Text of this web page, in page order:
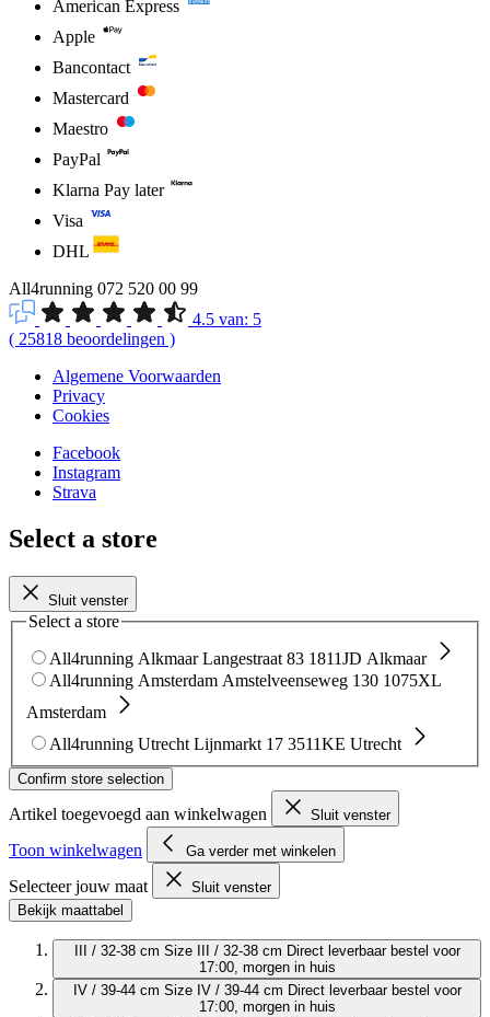
American Express
Apple
Bancontact
Mastercard
Maestro
PayPal
Klarna Pay later
Visa
DHL
All4running 072 520 00 99
4.5 van: 5
( 25818 beoordelingen )
Algemene Voorwaarden
Privacy
Cookies
Facebook
Instagram
Strava
Select a store
Sluit venster
Select a store
All4running Alkmaar Langestraat 83 1811JD Alkmaar
All4running Amsterdam Amstelveenseweg 130 1075XL
Amsterdam
All4running Utrecht Lijnmarkt 17 3511KE Utrecht
Confirm store selection
Artikel toegevoegd aan winkelwagen Sluit venster
Toon winkelwagen Ga verder met winkelen
Selecteer jouw maat
Sluit venster
Bekijk maattabel
III / 32-38 cm Size III / 32-38 cm Direct leverbaar bestel voor
17:00, morgen in huis
IV / 39-44 cm Size IV / 39-44 cm Direct leverbaar bestel voor
17:00, morgen in huis